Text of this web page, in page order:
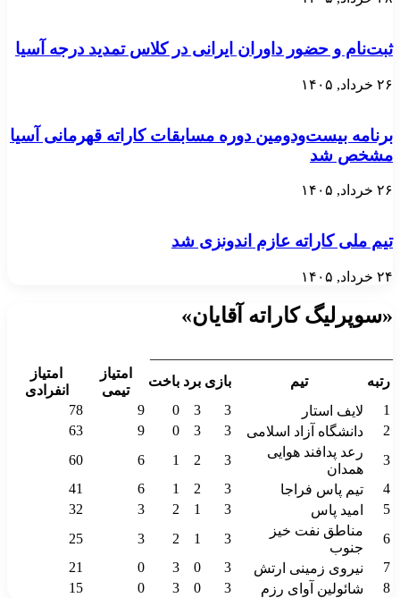
ثبت‌نام و حضور داوران ایرانی در کلاس تمدید درجه آسیا
۲۶ خرداد, ۱۴۰۵
برنامه بیست‌ودومین دوره مسابقات کاراته قهرمانی آسیا
مشخص شد
۲۶ خرداد, ۱۴۰۵
تیم ملی کاراته عازم اندونزی شد
۲۴ خرداد, ۱۴۰۵
«سوپرلیگ کاراته آقایان»
رتبه
تیم بازی برد باخت
امتیاز
تیمی
امتیاز
انفرادی
1
لایف استار 3
3
0
9
78
2
دانشگاه آزاد اسلامی 3
3
0
9
63
3
رعد پدافند هوایی
همدان
3
2
1
6
60
4
تیم پاس فراجا 3
2
1
6
41
5
امید پاس 3
1
2
3
32
6
مناطق نفت خیز
جنوب
3
1
2
3
25
7
نیروی زمینی ارتش 3
0
3
0
21
8
شائولین آوای رزم 3
0
3
0
15